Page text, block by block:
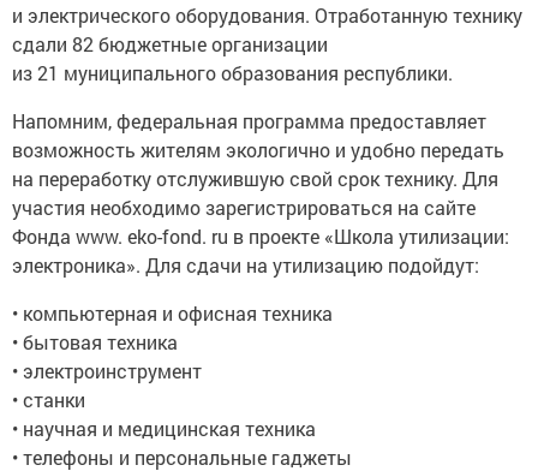
и электрического оборудования. Отработанную технику
сдали 82 бюджетные организации
из 21 муниципального образования республики.
Напомним, федеральная программа предоставляет
возможность жителям экологично и удобно передать
на переработку отслужившую свой срок технику. Для
участия необходимо зарегистрироваться на сайте
Фонда www. eko-fond. ru в проекте «Школа утилизации:
электроника». Для сдачи на утилизацию подойдут:
• компьютерная и офисная техника
• бытовая техника
• электроинструмент
• станки
• научная и медицинская техника
• телефоны и персональные гаджеты